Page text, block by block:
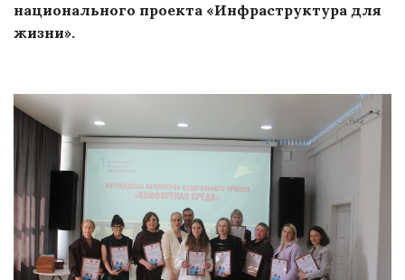
национального проекта «Инфраструктура для
жизни».